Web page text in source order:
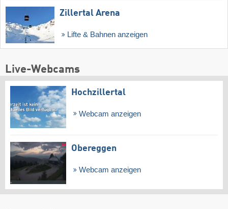
Zillertal Arena
Lifte & Bahnen anzeigen
Live-Webcams
Hochzillertal
Webcam anzeigen
Obereggen
Webcam anzeigen